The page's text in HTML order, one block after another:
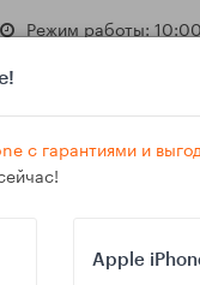
Режим работы:
с гарантиями и
Apple